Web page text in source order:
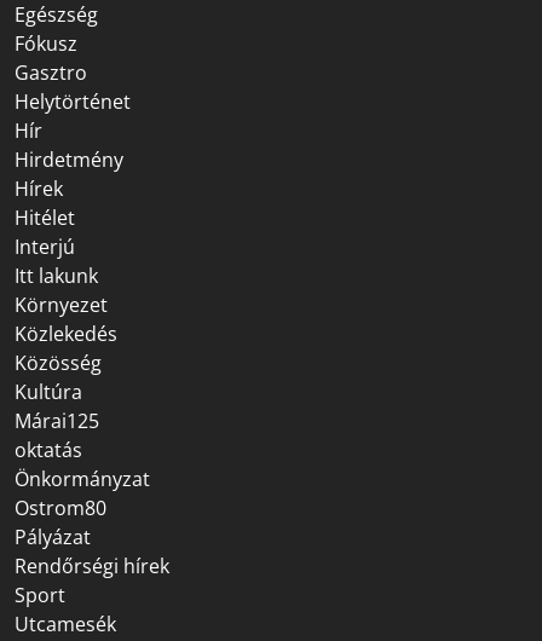
Egészség
Fókusz
Gasztro
Helytörténet
Hír
Hirdetmény
Hírek
Hitélet
Interjú
Itt lakunk
Környezet
Közlekedés
Közösség
Kultúra
Márai125
oktatás
Önkormányzat
Ostrom80
Pályázat
Rendőrségi hírek
Sport
Utcamesék